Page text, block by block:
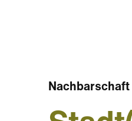
Nachbarschaft